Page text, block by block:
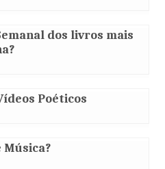
dos livros mais
Poéticos
Música?